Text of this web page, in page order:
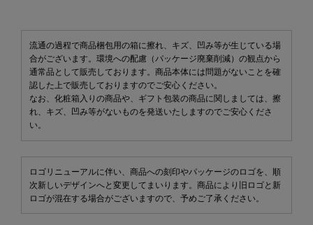
流通の過程で商品梱包用の箱に擦れ、キズ、凹み等が生じている場
合がございます。環境への配慮（パッケージ廃棄削減）の観点から
通常品として販売しております。商品本体には問題がないことを確
認した上で販売しておりますのでご安心ください。
なお、化粧箱入りの商品や、ギフト包装の商品に関しましては、擦
れ、キズ、凹み等がないものを発送いたしますのでご安心くださ
い。
ロゴリニューアルに伴い、商品への刻印やパッケージのロゴを、順
次新しいデザインへと変更してまいります。商品により旧ロゴと新
ロゴが混在する場合がございますので、予めご了承ください。